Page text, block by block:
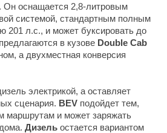
Он оснащается 2,8-литровым
системой, стандартным полным
201 л.с., и может буксировать до
в кузове Double Cab
а двухместная конверсия
электрикой, а оставляет
сценария. BEV подойдет тем,
маршрутам и может заряжать
Дизель остается вариантом